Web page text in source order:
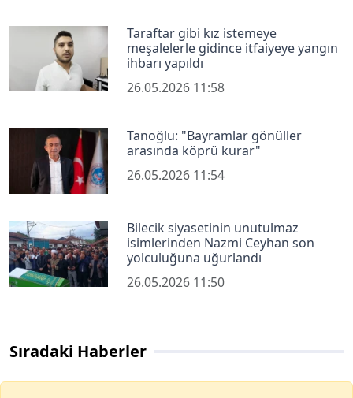
Taraftar gibi kız istemeye
meşalelerle gidince itfaiyeye yangın
ihbarı yapıldı
26.05.2026 11:58
Tanoğlu: "Bayramlar gönüller
arasında köprü kurar"
26.05.2026 11:54
Bilecik siyasetinin unutulmaz
isimlerinden Nazmi Ceyhan son
yolculuğuna uğurlandı
26.05.2026 11:50
Sıradaki Haberler